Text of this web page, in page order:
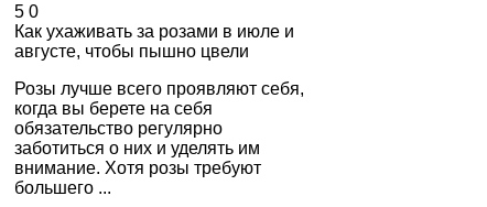
5 0
Как ухаживать за розами в июле и
августе, чтобы пышно цвели
Розы лучше всего проявляют себя,
когда вы берете на себя
обязательство регулярно
заботиться о них и уделять им
внимание. Хотя розы требуют
большего ...